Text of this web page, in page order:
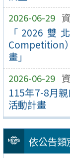
2026-06-29
「2026雙
Competition
畫」
2026-06-29
115年7-8月親
活動計畫
依公告類